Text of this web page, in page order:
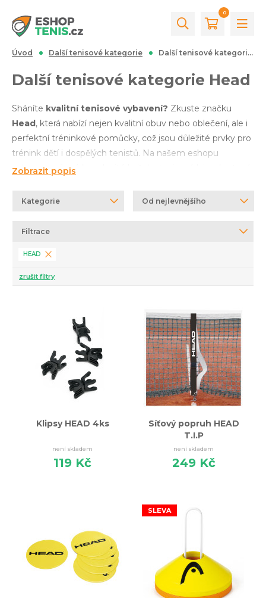
0
Úvod Další tenisové kategorie Další tenisové kategorie Head
Další tenisové kategorie Head
Sháníte kvalitní tenisové vybavení? Zkuste značku
Head, která nabízí nejen kvalitní obuv nebo oblečení, ale i
perfektní tréninkové pomůcky, což jsou důležité prvky pro
trénink dětí i dospělých tenistů. Na našem eshopu
naleznete různé kupolovité kužele, tenisové lajny, kurtové
věcí, které zlepší Vaši hru na krutu. Nevíte si rady?
probereme Vaše preference a zvolíme vhodnou
Zobrazit popis
Od nejlevnějšího
Kategorie
Filtrace
HEAD
zrušit filtry
Klipsy HEAD 4ks
není skladem
119 Kč
Síťový popruh HEAD
T.I.P
není skladem
249 Kč
SLEVA